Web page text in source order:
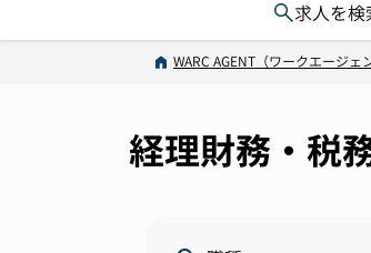
求人を検
WARC AGENT（ワークエージェ
経理財務・税